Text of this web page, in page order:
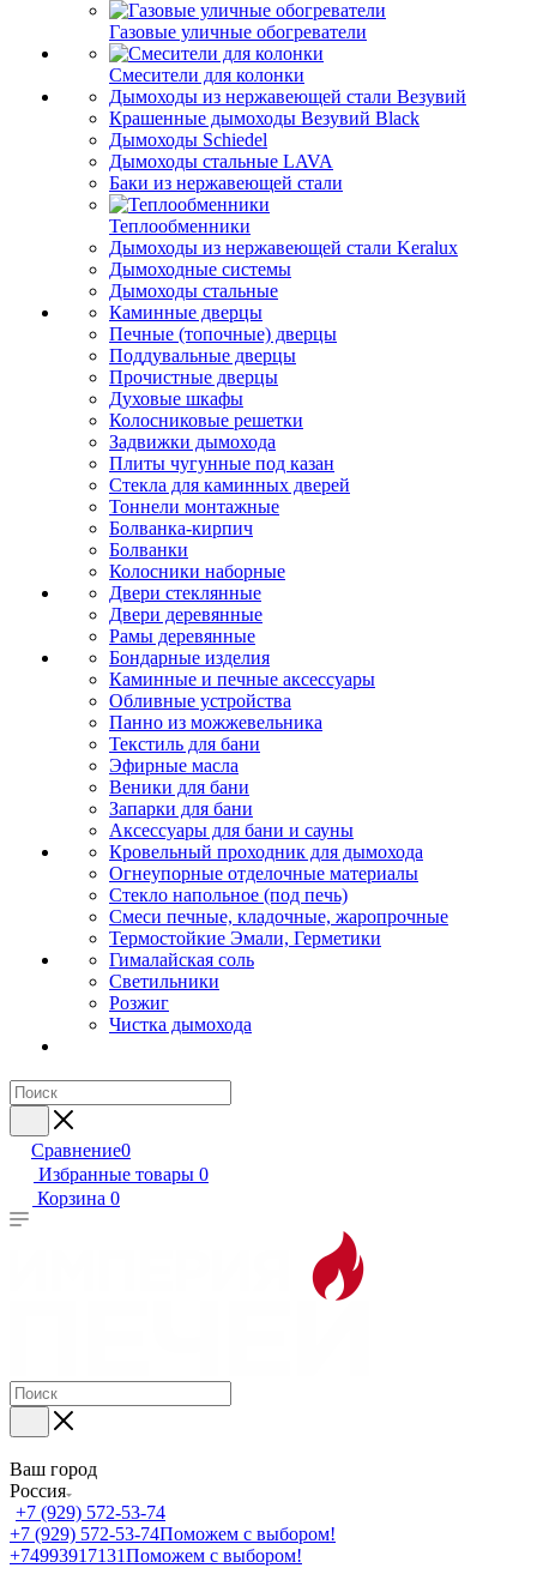
Газовые уличные обогреватели
Смесители для колонки
Дымоходы из нержавеющей стали Везувий
Крашенные дымоходы Везувий Black
Дымоходы Schiedel
Дымоходы стальные LAVA
Баки из нержавеющей стали
Теплообменники
Дымоходы из нержавеющей стали Keralux
Дымоходные системы
Дымоходы стальные
Каминные дверцы
Печные (топочные) дверцы
Поддувальные дверцы
Прочистные дверцы
Духовые шкафы
Колосниковые решетки
Задвижки дымохода
Плиты чугунные под казан
Стекла для каминных дверей
Тоннели монтажные
Болванка-кирпич
Болванки
Колосники наборные
Двери стеклянные
Двери деревянные
Рамы деревянные
Бондарные изделия
Каминные и печные аксессуары
Обливные устройства
Панно из можжевельника
Текстиль для бани
Эфирные масла
Веники для бани
Запарки для бани
Аксессуары для бани и сауны
Кровельный проходник для дымохода
Огнеупорные отделочные материалы
Стекло напольное (под печь)
Смеси печные, кладочные, жаропрочные
Термостойкие Эмали, Герметики
Гималайская соль
Светильники
Розжиг
Чистка дымохода
Сравнение0
Избранные товары 0
Корзина 0
Ваш город
Россия
+7 (929) 572-53-74
+7 (929) 572-53-74Поможем с выбором!
+74993917131Поможем с выбором!